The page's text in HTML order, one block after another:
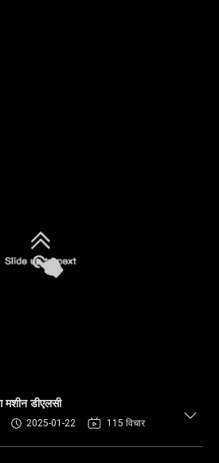
डीएलसी
2025-01-22 115 विचार